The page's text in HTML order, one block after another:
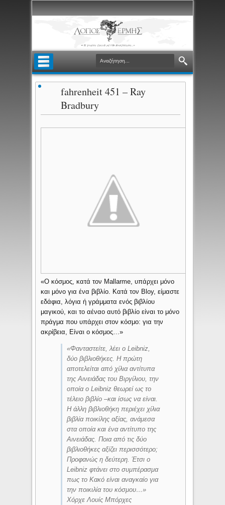
fahrenheit 451 – Ray
Bradbury
«Ο κόσμος, κατά τον Mallarme, υπάρχει μόνο
και μόνο για ένα βιβλίο. Κατά τον Bloy, είμαστε
εδάφια, λόγια ή γράμματα ενός βιβλίου
μαγικού, και το αέναο αυτό βιβλίο είναι το μόνο
πράγμα που υπάρχει στον κόσμο: για την
ακρίβεια, Είναι ο κόσμος…»
«Φανταστείτε, λέει ο Leibniz,
δύο βιβλιοθήκες. Η πρώτη
αποτελείται από χίλια αντίτυπα
της Αινειάδας του Βιργίλιου, την
οποία ο Leibniz θεωρεί ως το
τέλειο βιβλίο ­–και ίσως να είναι.
Η άλλη βιβλιοθήκη περιέχει χίλια
βιβλία ποικίλης αξίας, ανάμεσα
στα οποία και ένα αντίτυπο της
Αινειάδας. Ποια από τις δύο
βιβλιοθήκες αξίζει περισσότερο;
Προφανώς η δεύτερη. Έτσι ο
Leibniz φτάνει στο συμπέρασμα
πως το Κακό είναι αναγκαίο για
την ποικιλία του κόσμου…»
Χόρχε Λουίς Μπόρχες